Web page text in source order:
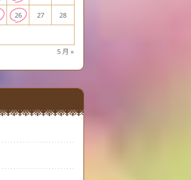
5 月 »
26 27 28